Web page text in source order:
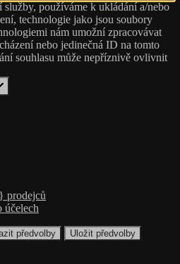
používáme k ukládání a/nebo
technologie jako jsou soubory
nám umožní zpracovávat
nebo jedinečná ID na tomto
souhlasu může nepříznivě ovlivnit
prodejců
účelech
předvolby Uložit předvolby